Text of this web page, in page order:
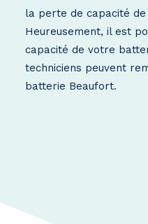
la perte de capacité
Heureusement, il est
capacité de votre
techniciens peuvent
batterie Beaufort.